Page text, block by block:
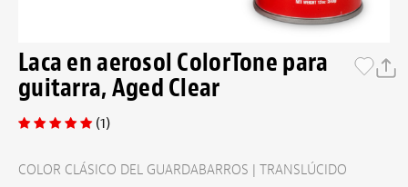
Laca en aerosol ColorTone para
guitarra, Aged Clear
(1)
COLOR CLÁSICO DEL GUARDABARROS | TRANSLÚCIDO